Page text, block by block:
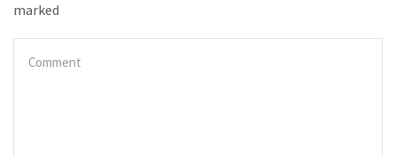
marked